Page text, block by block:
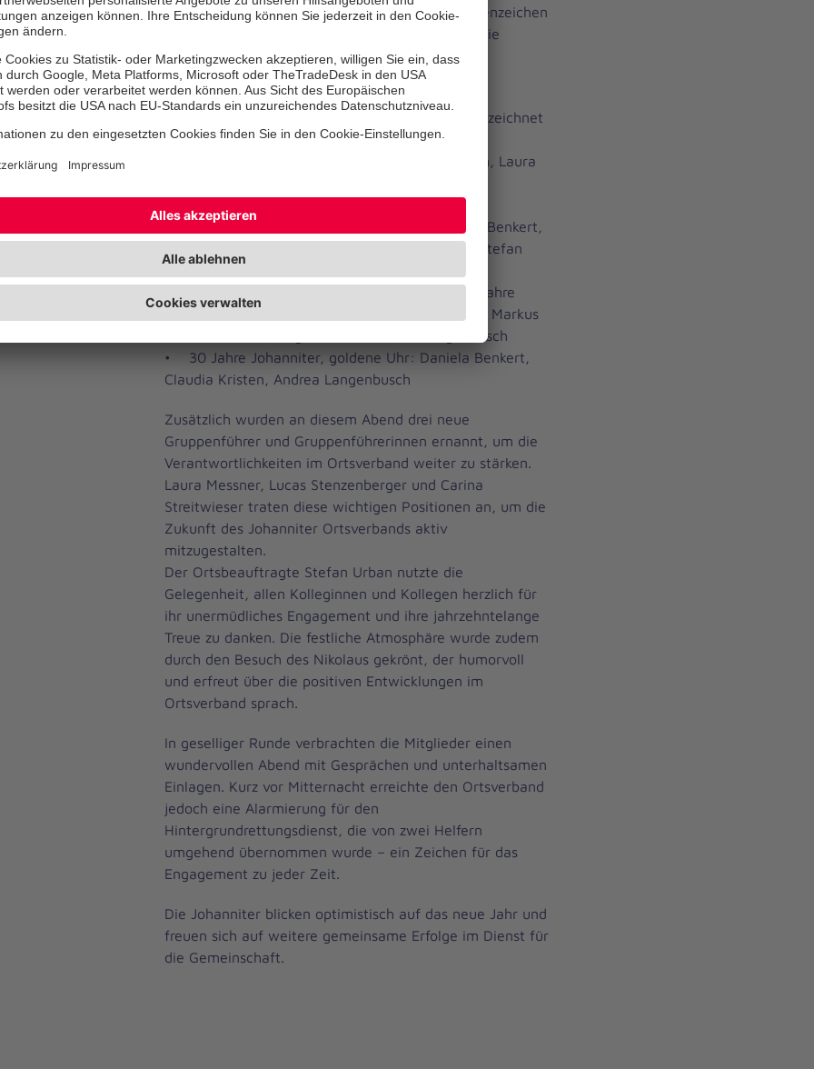
Leistungsabzeichen Ausland, das bayerische Ehrenzeichen
am Bande, das für 25 Jahre Mitgliedschaft und die
Johanniter-Uhr in Gold für mindestens 30 Jahre
Mitgliedschaft verliehen.
Verdiente Mitglieder, die mit Ehrenzeichen ausgezeichnet
wurden:
• Leistungsabzeichen in Bronze: Sybille Dittrich, Laura
• Leistungsabzeichen in Gold: Volker Geßner
• Leistungsabzeichen Ausland Bronze: Daniela Benkert,
Sybille Dittrich, Volker Geßner, Markus Kristen, Stefan
• Bayerisches Ehrenzeichen am Bande für 25 Jahre
Mitgliedschaft: Daniela Benkert, Claudia Kristen, Markus
Kristen, Andrea Langenbusch, Michael Langenbusch
• 30 Jahre Johanniter, goldene Uhr: Daniela Benkert,
Claudia Kristen, Andrea Langenbusch
Zusätzlich wurden an diesem Abend drei neue
Gruppenführer und Gruppenführerinnen ernannt, um die
Verantwortlichkeiten im Ortsverband weiter zu stärken.
Laura Messner, Lucas Stenzenberger und Carina
Streitwieser traten diese wichtigen Positionen an, um die
Zukunft des Johanniter Ortsverbands aktiv
mitzugestalten.
Der Ortsbeauftragte Stefan Urban nutzte die
Gelegenheit, allen Kolleginnen und Kollegen herzlich für
ihr unermüdliches Engagement und ihre jahrzehntelange
Treue zu danken. Die festliche Atmosphäre wurde zudem
durch den Besuch des Nikolaus gekrönt, der humorvoll
und erfreut über die positiven Entwicklungen im
Ortsverband sprach.
In geselliger Runde verbrachten die Mitglieder einen
wundervollen Abend mit Gesprächen und unterhaltsamen
Einlagen. Kurz vor Mitternacht erreichte den Ortsverband
jedoch eine Alarmierung für den
Hintergrundrettungsdienst, die von zwei Helfern
umgehend übernommen wurde – ein Zeichen für das
Engagement zu jeder Zeit.
Die Johanniter blicken optimistisch auf das neue Jahr und
freuen sich auf weitere gemeinsame Erfolge im Dienst für
die Gemeinschaft.